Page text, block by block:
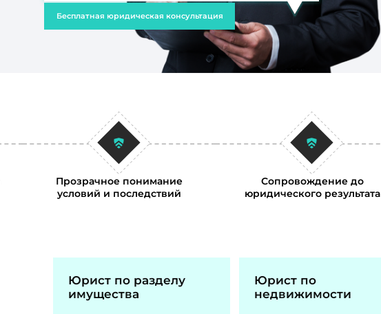
Бесплатная юридическая консультация
Прозрачное понимание
условий и последствий
Сопровождение до
юридического результата
Юрист по разделу
имущества
Юрист по
недвижимости